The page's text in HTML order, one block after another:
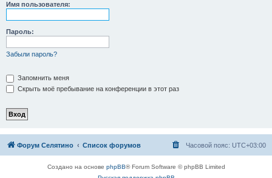
Имя пользователя:
Пароль:
Забыли пароль?
Запомнить меня
Скрыть моё пребывание на конференции в этот раз
Форум Селятино Список форумов Часовой пояс: UTC+03:00
Создано на основе phpBB® Forum Software © phpBB Limited